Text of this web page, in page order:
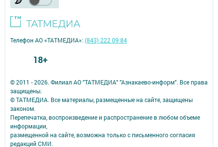
© 2011 - 2026. Филиал АО "ТАТМЕДИА" "Азнакаево-информ". Все права
защищены.
© ТАТМЕДИА. Все материалы, размещенные на сайте, защищены
законом.
Перепечатка, воспроизведение и распространение в любом объеме
информации,
размещенной на сайте, возможна только с письменного согласия
редакций СМИ.
Телефон АО «ТАТМЕДИА»:(843) 222 09 84
18+